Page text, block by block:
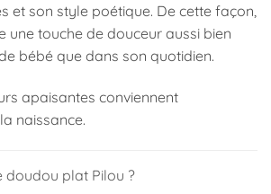
et son style poétique. De cette façon,
une touche de douceur aussi bien
bébé que dans son quotidien.
apaisantes conviennent
naissance.
doudou plat Pilou ?